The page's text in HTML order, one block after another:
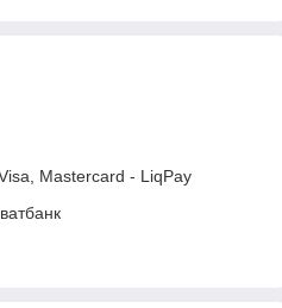
Mastercard - LiqPay